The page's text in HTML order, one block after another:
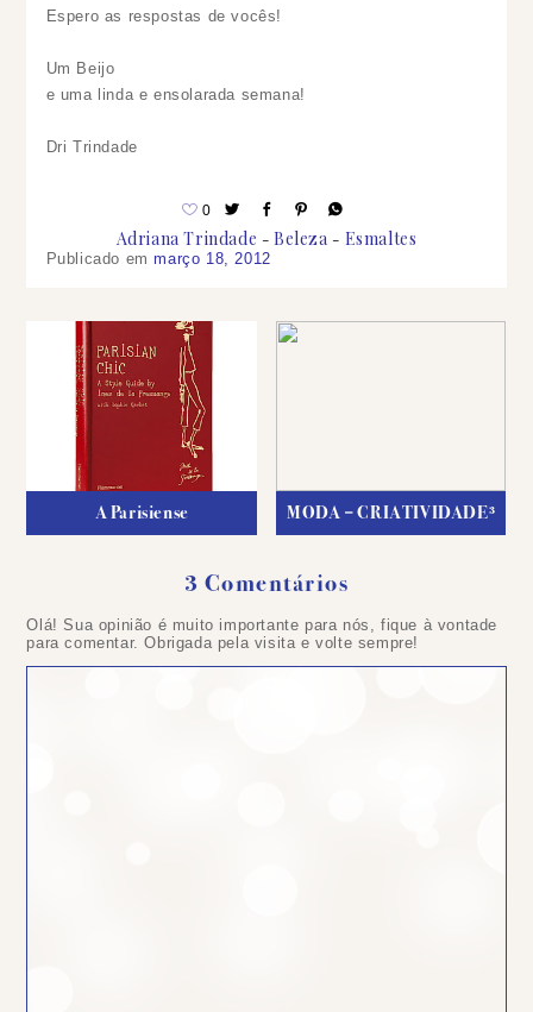
Espero as respostas de vocês!
Um Beijo
e uma linda e ensolarada semana!
Dri Trindade
0
Adriana Trindade Beleza Esmaltes
Publicado emmarço 18, 2012
A Parisiense MODA = CRIATIVIDADE³
3 Comentários
Olá! Sua opinião é muito importante para nós, fique à vontade
para comentar. Obrigada pela visita e volte sempre!